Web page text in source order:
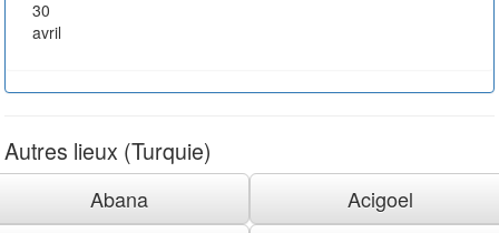
30
avril
Autres lieux (Turquie)
Abana
Acigoel